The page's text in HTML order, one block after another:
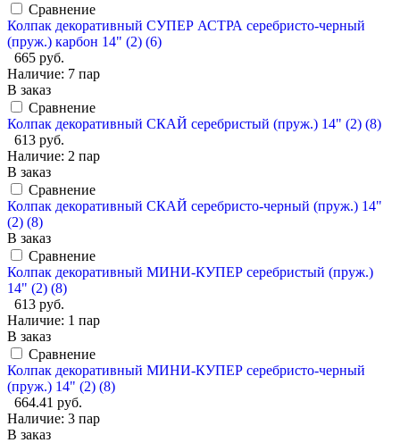
Сравнение
Колпак декоративный СУПЕР АСТРА серебристо-черный
(пруж.) карбон 14" (2) (6)
665 руб.
Наличие: 7 пар
В заказ
Сравнение
Колпак декоративный СКАЙ серебристый (пруж.) 14" (2) (8)
613 руб.
Наличие: 2 пар
В заказ
Сравнение
Колпак декоративный СКАЙ серебристо-черный (пруж.) 14"
(2) (8)
В заказ
Сравнение
Колпак декоративный МИНИ-КУПЕР серебристый (пруж.)
14" (2) (8)
613 руб.
Наличие: 1 пар
В заказ
Сравнение
Колпак декоративный МИНИ-КУПЕР серебристо-черный
(пруж.) 14" (2) (8)
664.41 руб.
Наличие: 3 пар
В заказ